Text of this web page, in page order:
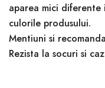
aparea mici diferente
culorile produsului.
Mentiuni si
Rezista la socuri si